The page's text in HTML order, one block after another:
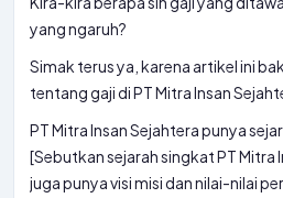
yang ngaruh?
Simak terus ya, karena artikel ini
tentang gaji di PT Mitra Insan
PT Mitra Insan Sejahtera punya
[Sebutkan sejarah singkat PT Mitra
juga punya visi misi dan nilai-nilai